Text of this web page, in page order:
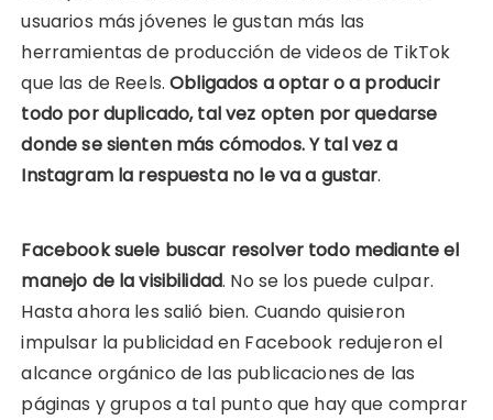
usuarios más jóvenes le gustan más las
herramientas de producción de videos de TikTok
que las de Reels.Obligados a optar o a producir
todo por duplicado, tal vez opten por quedarse
donde se sienten más cómodos. Y tal vez a
Instagram la respuesta no le va a gustar.
Facebook suele buscar resolver todo mediante el
manejo de la visibilidad. No se los puede culpar.
Hasta ahora les salió bien. Cuando quisieron
impulsar la publicidad en Facebook redujeron el
alcance orgánico de las publicaciones de las
páginas y grupos a tal punto que hay que comprar